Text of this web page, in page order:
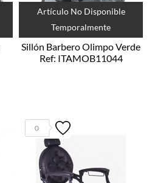
Artículo No Disponible
Temporalmente
Sillón Barbero Olimpo Verde
Ref: ITAMOB11044
0